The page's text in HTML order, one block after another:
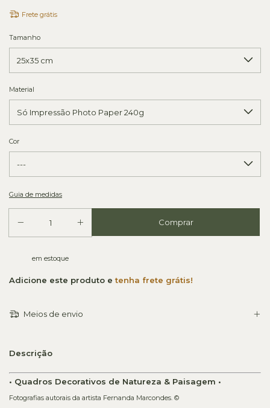
Frete grátis
Tamanho
Material
Cor
Guia de medidas
em estoque
Adicione este produto etenha frete grátis!
Meios de envio
Descrição
• Quadros Decorativos de Natureza & Paisagem •
Fotografias autorais da artista Fernanda Marcondes. ©